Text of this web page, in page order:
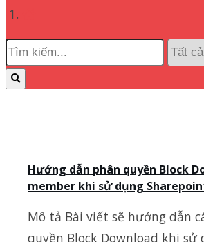
Hướng dẫn phân quyền Block
member khi sử dụng
Mô tả Bài viết sẽ hướng dẫn
quyền Block Download khi sử